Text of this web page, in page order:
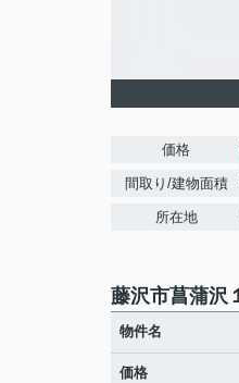
価格
間取り/建物面積
所在地
藤沢市菖蒲沢
物件名
価格